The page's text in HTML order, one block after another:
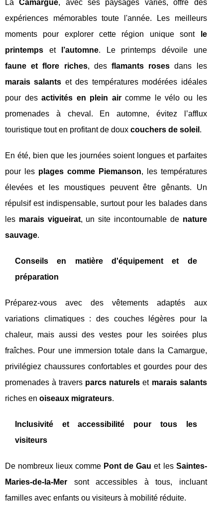
LaCamargue, avec ses paysages variés, offre des
expériences mémorables toute l'année. Les meilleurs
moments pour explorer cette région unique sont
le
printemps et l’automne. Le printemps dévoile une
faune et flore riches, desflamants roses dans les
marais salants et des températures modérées idéales
pour desactivités en plein aircomme le vélo ou les
promenades à cheval. En automne, évitez l’afflux
touristique tout en profitant de doux couchers de soleil .
En été, bien que les journées soient longues et parfaites
pour les plages comme Piemanson, les températures
élevées et les moustiques peuvent être gênants. Un
répulsif est indispensable, surtout pour les balades dans
les marais vigueirat, un site incontournable de nature
sauvage.
Conseils en matière d'équipement et de
préparation
Préparez-vous avec des vêtements adaptés aux
variations climatiques : des couches légères pour la
chaleur, mais aussi des vestes pour les soirées plus
fraîches. Pour une immersion totale dans la Camargue,
privilégiez chaussures confortables et gourdes pour des
promenades à travers parcs naturels et marais salants
riches en oiseaux migrateurs.
Inclusivité et accessibilité pour tous les
visiteurs
De nombreux lieux comme Pont de Gau et les Saintes-
Maries-de-la-Mer sont accessibles à tous, incluant
familles avec enfants ou visiteurs à mobilité réduite.